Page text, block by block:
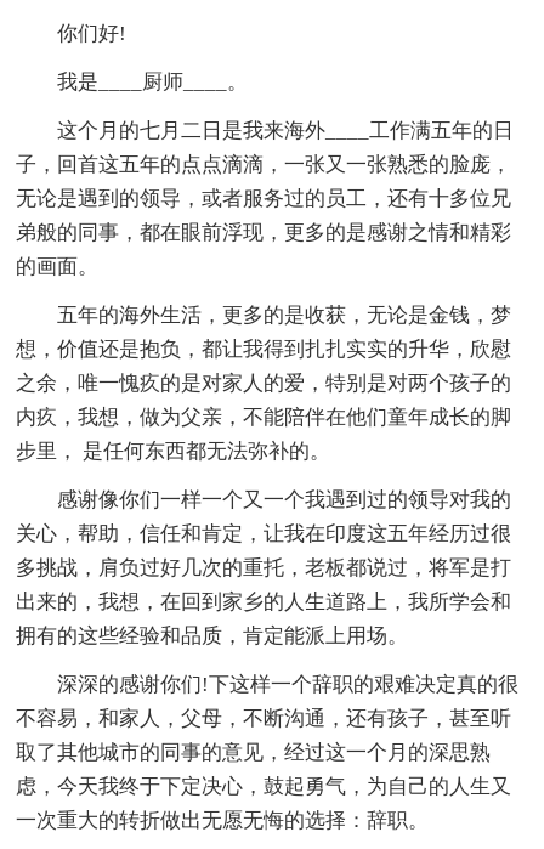
你们好!
我是____厨师____。
这个月的七月二日是我来海外____工作满五年的日
子，回首这五年的点点滴滴，一张又一张熟悉的脸庞，
无论是遇到的领导，或者服务过的员工，还有十多位兄
弟般的同事，都在眼前浮现，更多的是感谢之情和精彩
的画面。
五年的海外生活，更多的是收获，无论是金钱，梦
想，价值还是抱负，都让我得到扎扎实实的升华，欣慰
之余，唯一愧疚的是对家人的爱，特别是对两个孩子的
内疚，我想，做为父亲，不能陪伴在他们童年成长的脚
步里， 是任何东西都无法弥补的。
感谢像你们一样一个又一个我遇到过的领导对我的
关心，帮助，信任和肯定，让我在印度这五年经历过很
多挑战，肩负过好几次的重托，老板都说过，将军是打
出来的，我想，在回到家乡的人生道路上，我所学会和
拥有的这些经验和品质，肯定能派上用场。
深深的感谢你们!下这样一个辞职的艰难决定真的很
不容易，和家人，父母，不断沟通，还有孩子，甚至听
取了其他城市的同事的意见，经过这一个月的深思熟
虑，今天我终于下定决心，鼓起勇气，为自己的人生又
一次重大的转折做出无愿无悔的选择：辞职。